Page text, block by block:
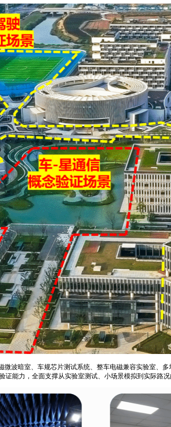
波暗室、车规芯片测试系统、整车电磁兼容实验室、
能力，全面支撑从实验室测试、小场景模拟到实际路况